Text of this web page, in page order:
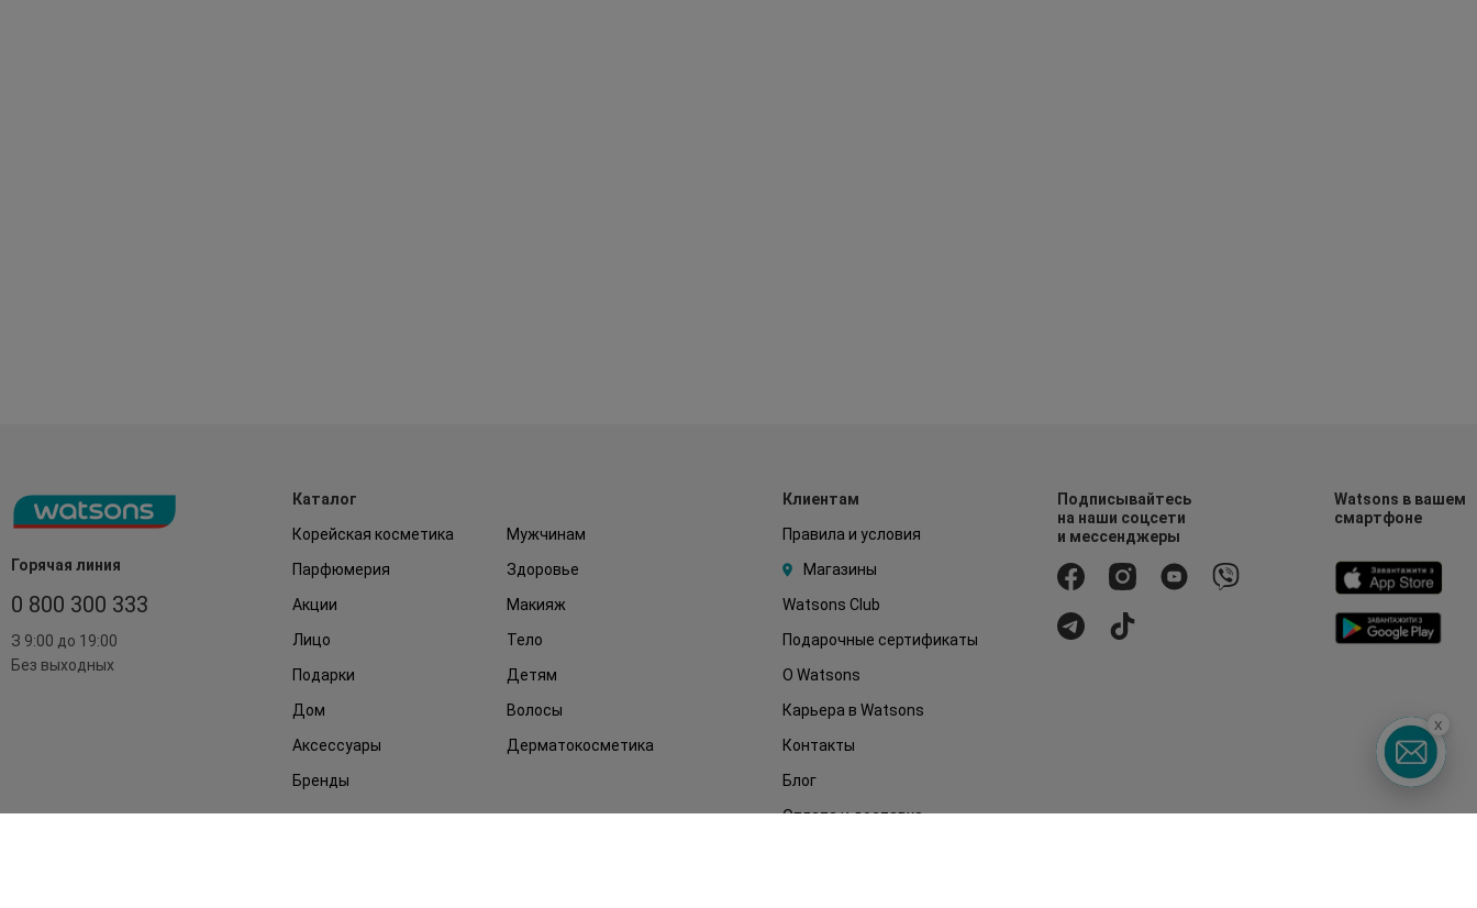
Горячая линия
0 800 300 333
З 9:00 до 19:00
Без выходных
Каталог
Корейская косметика
Мужчинам
Парфюмерия
Здоровье
Акции
Макияж
Лицо
Тело
Подарки
Детям
Дом
Волосы
Аксессуары
Дерматокосметика
Бренды
Клиентам
Правила и условия
Магазины
Watsons Club
Подарочные сертификаты
О Watsons
Карьера в Watsons
Контакты
Блог
Оплата и доставка
Подписывайтесь
на наши соцсети
и мессенджеры
Watsons в вашем
смартфоне
x